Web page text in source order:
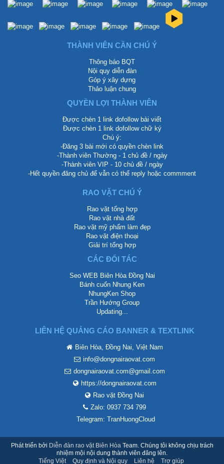
THÀNH VIÊN CẦN CHÚ Ý
Thông báo BQT
Nội quy diễn đàn
Góp ý xây dựng
Thảo luận chung
QUYỀN LỢI THÀNH VIÊN
Được chèn 1 link dofollow bài viết
Được chèn 1 link dofollow chữ ký
Chú ý:
-Đăng 3 bài mới có quyền chèn link
-Thành viên Thường - 1 chủ đề / ngày
-Thành viên VIP - 10 chủ đề / ngày
-Hết quyền đăng chủ để vẫn có thể reply hoặc commment
RAO VẶT CHÚ Ý
Rao vặt tổng hợp
Rao vặt nhà đất
Rao vặt mỹ phẩm làm đẹp
Rao vặt điện thoại
Giải trí tổng hợp
CÁC ĐỐI TÁC
Seo WEB Biên Hòa Đồng Nai
Bánh cuốn Nhung Ken
NhungKen Shop
Trần Hướng Group
Updating...
LIÊN HỆ QUẢNG CÁO BANNER & TEXTLINK
Biên Hòa, Đồng Nai, Việt Nam
info@dongnairaovat.com
dongnairaovat.com@gmail.com
https://dongnairaovat.com
Rao vặt Đồng Nai
Zalo: 0937 734 799
Telegram: TranHuongCloud
Phát triển bởi Diễn đàn rao vặt Biên HòaTeam. Chúng tôi không chịu trách
nhiệm mội nội dung thành viên đăng lên.
Tiếng Việt
Quy định và Nội quy Liên hệ Trợ giúp